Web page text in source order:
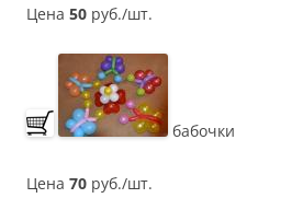
Цена 50 руб./шт.
бабочки
Цена 70 руб./шт.